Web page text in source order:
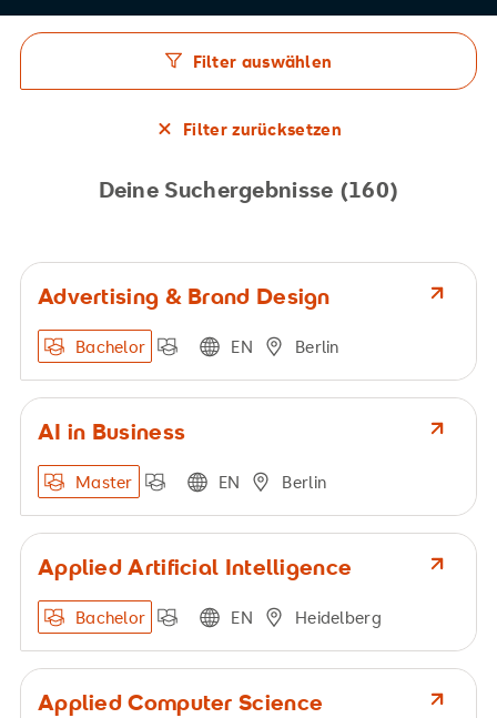
Filter auswählen
Filter zurücksetzen
Deine Suchergebnisse (160)
Advertising & Brand Design
Bachelor EN Berlin
AI in Business
Master EN Berlin
Applied Artificial Intelligence
Bachelor EN Heidelberg
Applied Computer Science